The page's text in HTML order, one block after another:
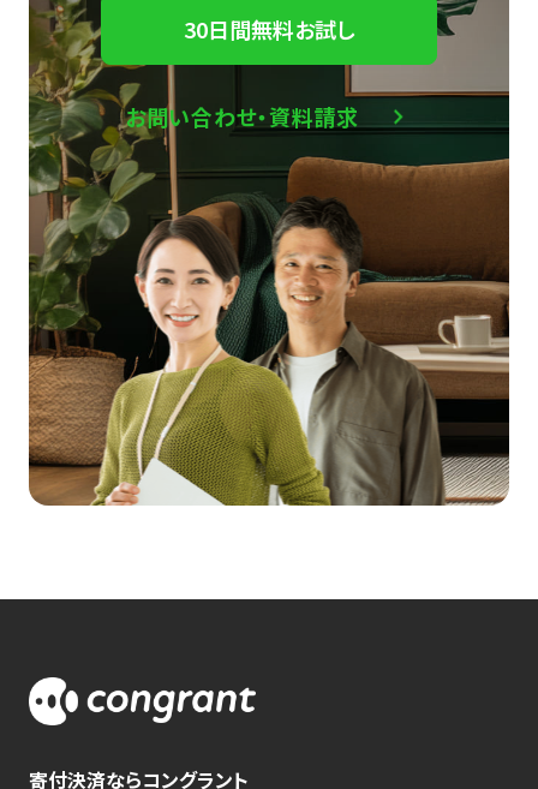
30日間無料お試し
お問い合わせ・資料請求
寄付決済ならコングラント